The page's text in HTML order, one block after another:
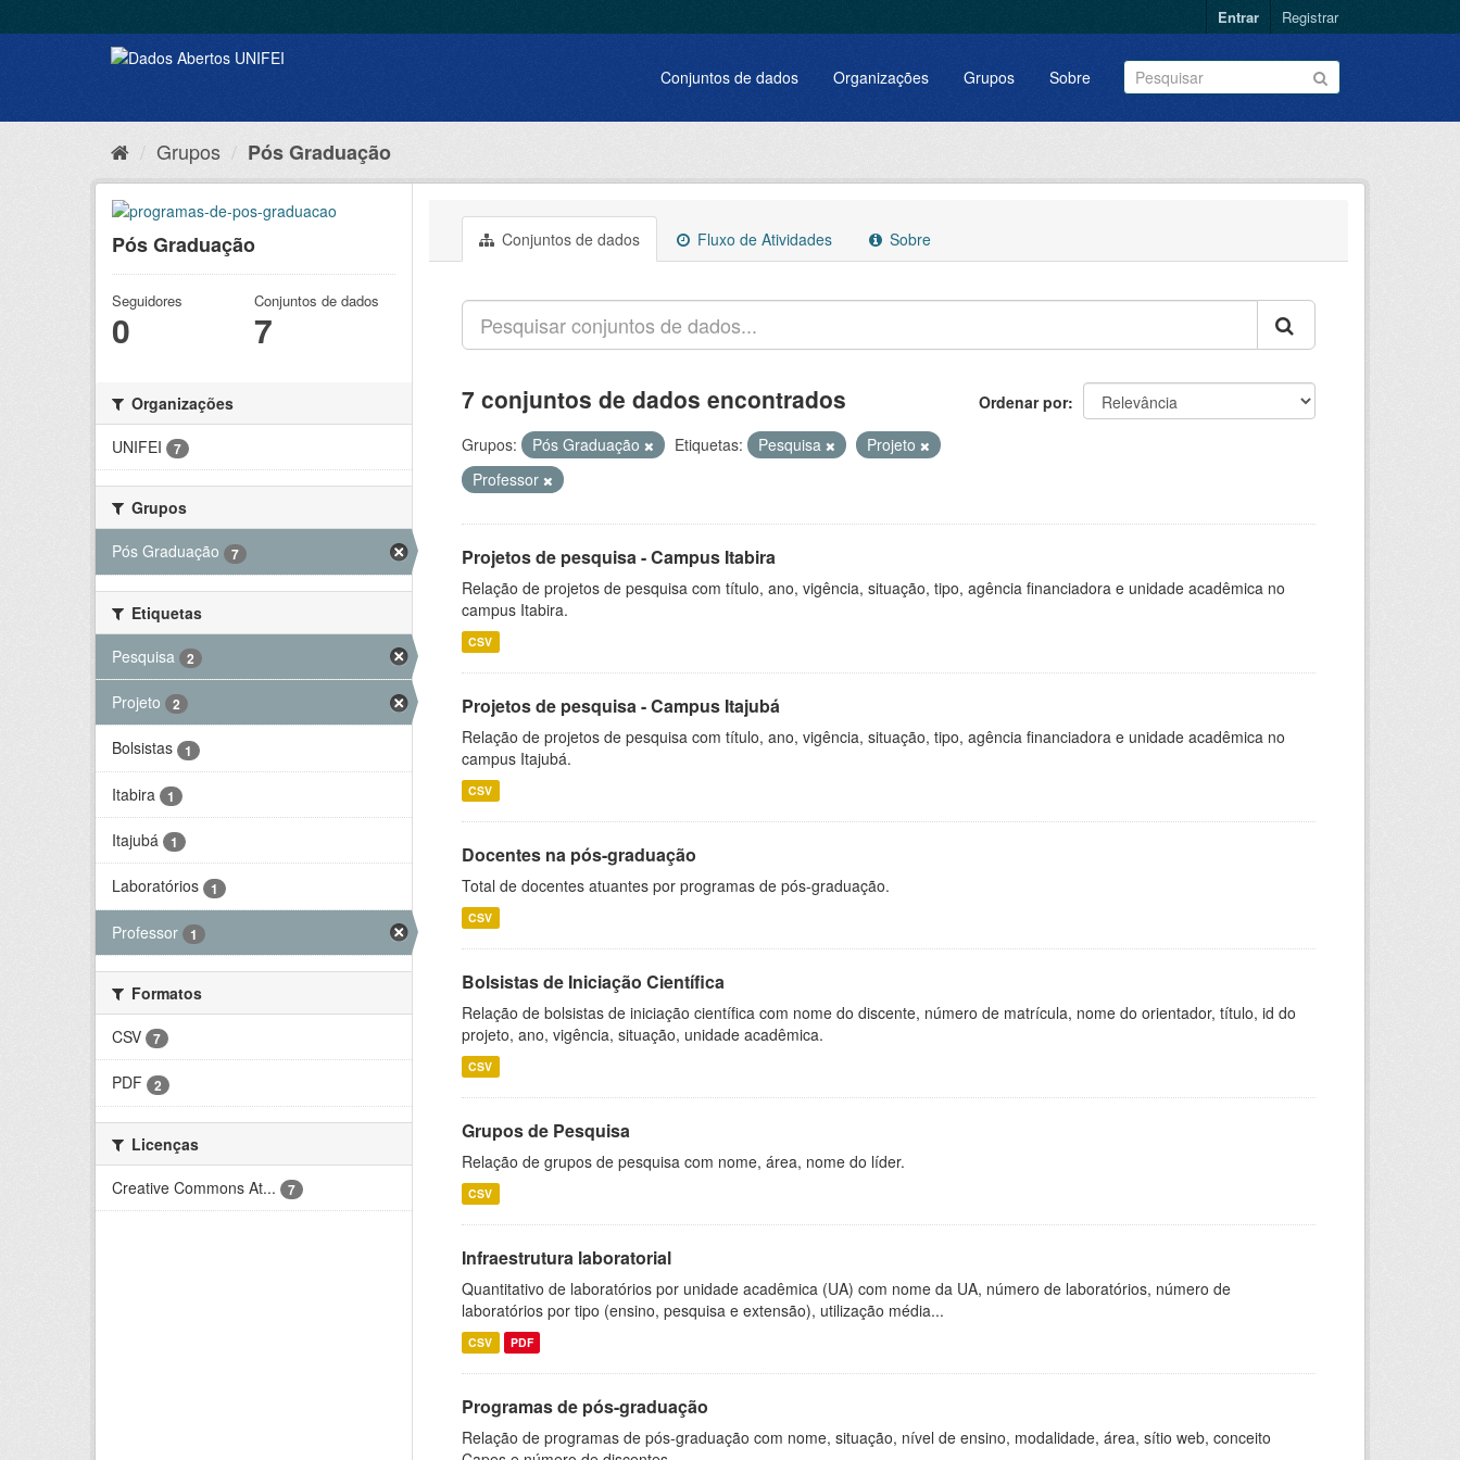
Entrar Registrar
Conjuntos de dados Organizações Grupos Sobre
Grupos Pós Graduação
Pós Graduação
Seguidores
0
Conjuntos de dados
7
Organizações
UNIFEI
7
Grupos
Pós Graduação
7
Etiquetas
Pesquisa
2
Projeto 2
Bolsistas 1
Itabira 1
Itajubá 1
Laboratórios 1
Professor 1
Formatos
CSV
7
PDF 2
Licenças
Creative Commons At...
7
Conjuntos de dados Fluxo de Atividades Sobre
Ordenar por
7 conjuntos de dados encontrados
Grupos: Pós Graduação Etiquetas: Pesquisa
Projeto
Professor
Projetos de pesquisa - Campus Itabira
Relação de projetos de pesquisa com título, ano, vigência, situação, tipo, agência financiadora e unidade acadêmica no
campus Itabira.
CSV
Projetos de pesquisa - Campus Itajubá
Relação de projetos de pesquisa com título, ano, vigência, situação, tipo, agência financiadora e unidade acadêmica no
campus Itajubá.
CSV
Docentes na pós-graduação
Total de docentes atuantes por programas de pós-graduação.
CSV
Bolsistas de Iniciação Científica
Relação de bolsistas de iniciação científica com nome do discente, número de matrícula, nome do orientador, título, id do
projeto, ano, vigência, situação, unidade acadêmica.
CSV
Grupos de Pesquisa
Relação de grupos de pesquisa com nome, área, nome do líder.
CSV
Infraestrutura laboratorial
Quantitativo de laboratórios por unidade acadêmica (UA) com nome da UA, número de laboratórios, número de
laboratórios por tipo (ensino, pesquisa e extensão), utilização média...
CSV PDF
Programas de pós-graduação
Relação de programas de pós-graduação com nome, situação, nível de ensino, modalidade, área, sítio web, conceito